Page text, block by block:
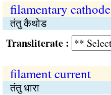
filamentary cathode
तंतु कैथोड
:
filament current
तंतु धारा